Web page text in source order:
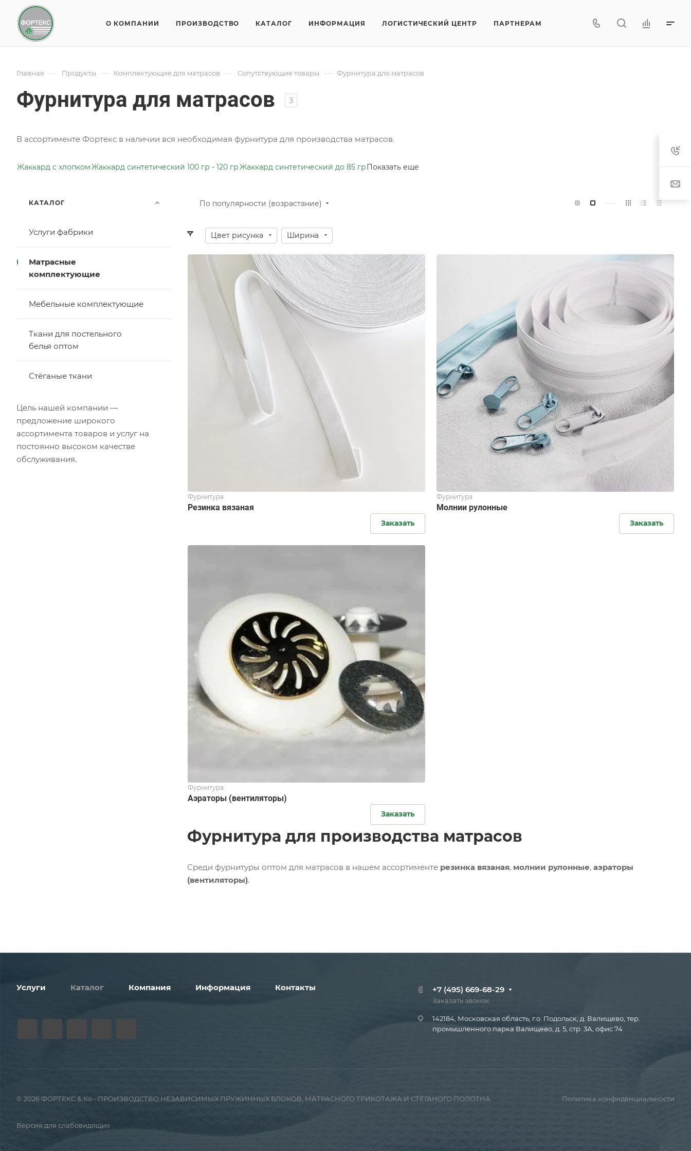
О КОМПАНИИ ПРОИЗВОДСТВО КАТАЛОГ ИНФОРМАЦИЯ ЛОГИСТИЧЕСКИЙ ЦЕНТР ПАРТНЕРАМ
Главная — Продукты — Комплектующие для матрасов — Сопутствующие товары — Фурнитура для матрасов
Фурнитура для матрасов 3
В ассортименте Фортекс в наличии вся необходимая фурнитура для производства матрасов.
Жаккард с хлопкомЖаккард синтетический 100 гр - 120 грЖаккард синтетический до 85 грПоказать еще
По популярности (возрастание)
Цвет рисунка Ширина
Фурнитура
Резинка вязаная
Заказать
Фурнитура
Молнии рулонные
Заказать
Фурнитура
Аэраторы (вентиляторы)
Заказать
Фурнитура для производства матрасов
Среди фурнитуры оптом для матрасов в нашем ассортименте резинка вязаная, молнии рулонные, аэраторы
(вентиляторы).
КАТАЛОГ
Услуги фабрики
Матрасные
комплектующие
Мебельные комплектующие
Ткани для постельного
белья оптом
Стёганые ткани
Цель нашей компании —
предложение широкого
ассортимента товаров и услуг на
постоянно высоком качестве
обслуживания.
Услуги Каталог Компания Информация Контакты +7 (495) 669-68-29
Заказать звонок
142184, Московская область, г.о. Подольск, д. Валищево, тер.
промышленного парка Валищево, д. 5, стр. 3А, офис 74
© 2026 ФОРТЕКС & Ко - ПРОИЗВОДСТВО НЕЗАВИСИМЫХ ПРУЖИННЫХ БЛОКОВ, МАТРАСНОГО ТРИКОТАЖА И СТЁГАНОГО ПОЛОТНА Политика конфиденциальности
Версия для слабовидящих